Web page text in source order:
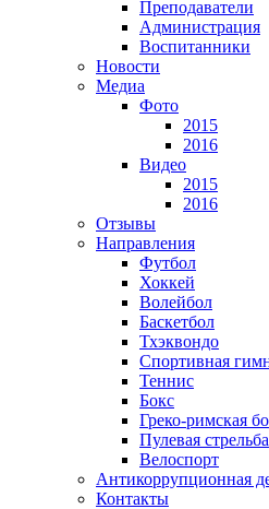
Преподаватели
Администрация
Воспитанники
Новости
Медиа
Фото
2015
2016
Видео
2015
2016
Отзывы
Направления
Футбол
Хоккей
Волейбол
Баскетбол
Тхэквондо
Спортивная
Теннис
Бокс
Греко-римская
Пулевая стрельба
Велоспорт
Антикоррупционная
Контакты